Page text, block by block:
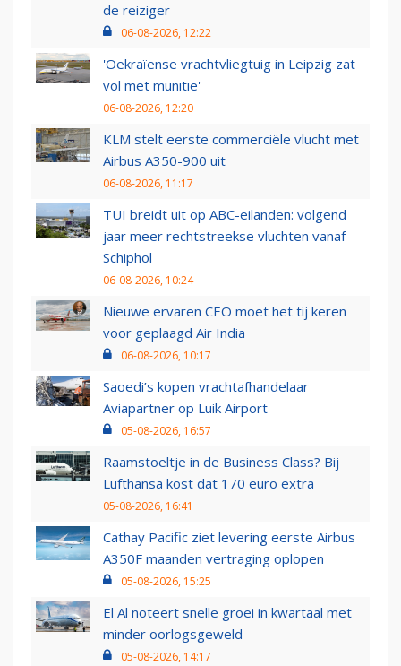
de reiziger
06-08-2026, 12:22
'Oekraïense vrachtvliegtuig in Leipzig zat
vol met munitie'
06-08-2026, 12:20
KLM stelt eerste commerciële vlucht met
Airbus A350-900 uit
06-08-2026, 11:17
TUI breidt uit op ABC-eilanden: volgend
jaar meer rechtstreekse vluchten vanaf
Schiphol
06-08-2026, 10:24
Nieuwe ervaren CEO moet het tij keren
voor geplaagd Air India
06-08-2026, 10:17
Saoedi’s kopen vrachtafhandelaar
Aviapartner op Luik Airport
05-08-2026, 16:57
Raamstoeltje in de Business Class? Bij
Lufthansa kost dat 170 euro extra
05-08-2026, 16:41
Cathay Pacific ziet levering eerste Airbus
A350F maanden vertraging oplopen
05-08-2026, 15:25
El Al noteert snelle groei in kwartaal met
minder oorlogsgeweld
05-08-2026, 14:17